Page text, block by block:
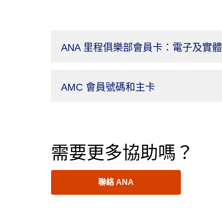
ANA 里程俱樂部會員卡：電子及實
AMC 會員號碼和主卡
需要更多協助嗎？
聯絡 ANA